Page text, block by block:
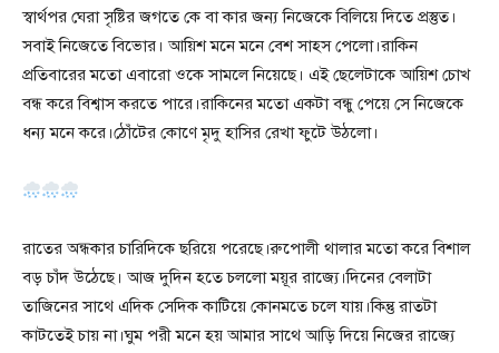
স্বার্থপর ঘেরা সৃষ্টির জগতে কে বা কার জন্য নিজেকে বিলিয়ে দিতে প্রস্তুত।
সবাই নিজেতে বিভোর। আয়িশ মনে মনে বেশ সাহস পেলো।রাকিন
প্রতিবারের মতো এবারো ওকে সামলে নিয়েছে। এই ছেলেটাকে আয়িশ চোখ
বন্ধ করে বিশ্বাস করতে পারে।রাকিনের মতো একটা বন্ধু পেয়ে সে নিজেকে
ধন্য মনে করে।ঠোঁটের কোণে মৃদু হাসির রেখা ফুটে উঠলো।
রাতের অন্ধকার চারিদিকে ছরিয়ে পরেছে।রুপোলী থালার মতো করে বিশাল
বড় চাঁদ উঠেছে। আজ দুদিন হতে চললো ময়ূর রাজ্যে।দিনের বেলাটা
তাজিনের সাথে এদিক সেদিক কাটিয়ে কোনমতে চলে যায়।কিন্তু রাতটা
কাটতেই চায় না।ঘুম পরী মনে হয় আমার সাথে আড়ি দিয়ে নিজের রাজ্যে